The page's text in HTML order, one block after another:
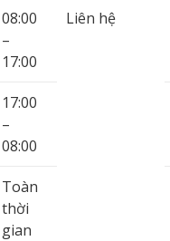
08:00
–
17:00
Liên hệ
17:00
–
08:00
Toàn
thời
gian